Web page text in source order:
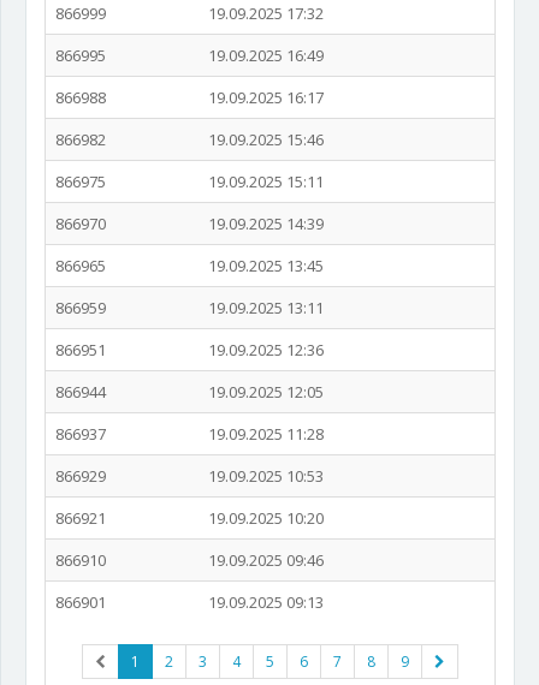
866999
19.09.2025 17:32
866995
19.09.2025 16:49
866988
19.09.2025 16:17
866982
19.09.2025 15:46
866975
19.09.2025 15:11
866970
19.09.2025 14:39
866965
19.09.2025 13:45
866959
19.09.2025 13:11
866951
19.09.2025 12:36
866944
19.09.2025 12:05
866937
19.09.2025 11:28
866929
19.09.2025 10:53
866921
19.09.2025 10:20
866910
19.09.2025 09:46
866901
19.09.2025 09:13
1 2 3 4 5 6 7 8 9